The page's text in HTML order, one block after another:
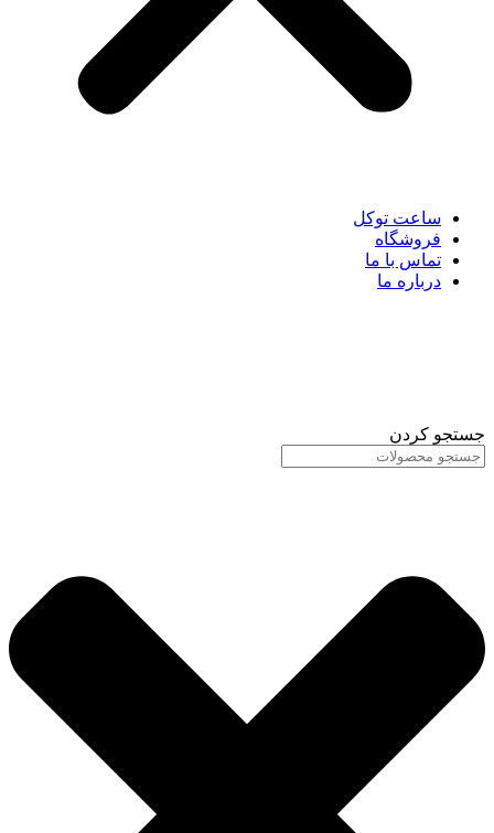
ساعت توکل
فروشگاه
تماس با ما
درباره ما
جستجو کردن